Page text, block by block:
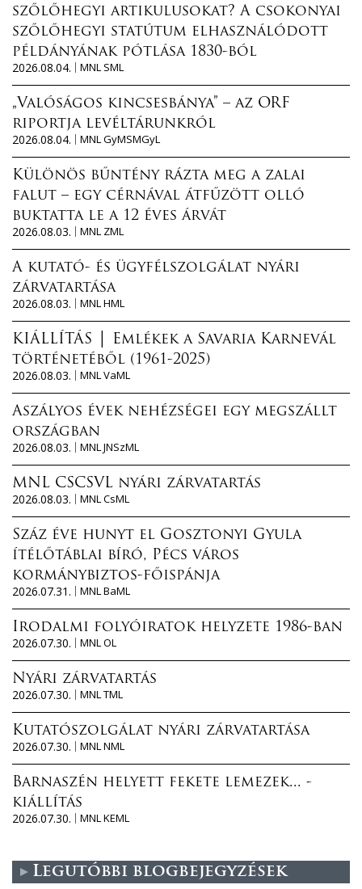
szőlőhegyi artikulusokat? A csokonyai
szőlőhegyi statútum elhasználódott
példányának pótlása 1830-ból
2026.08.04.
MNL SML
„Valóságos kincsesbánya” – az ORF
riportja levéltárunkról
2026.08.04.
MNL GyMSMGyL
Különös bűntény rázta meg a zalai
falut – egy cérnával átfűzött olló
buktatta le a 12 éves árvát
2026.08.03.
MNL ZML
A kutató- és ügyfélszolgálat nyári
zárvatartása
2026.08.03.
MNL HML
KIÁLLÍTÁS │ Emlékek a Savaria Karnevál
történetéből (1961-2025)
2026.08.03.
MNL VaML
Aszályos évek nehézségei egy megszállt
országban
2026.08.03.
MNL JNSzML
MNL CSCSVL nyári zárvatartás
2026.08.03.
MNL CsML
Száz éve hunyt el Gosztonyi Gyula
ítélőtáblai bíró, Pécs város
kormánybiztos-főispánja
2026.07.31.
MNL BaML
Irodalmi folyóiratok helyzete 1986-ban
2026.07.30.
MNL OL
Nyári zárvatartás
2026.07.30.
MNL TML
Kutatószolgálat nyári zárvatartása
2026.07.30.
MNL NML
Barnaszén helyett fekete lemezek... -
kiállítás
2026.07.30.
MNL KEML
Legutóbbi blogbejegyzések